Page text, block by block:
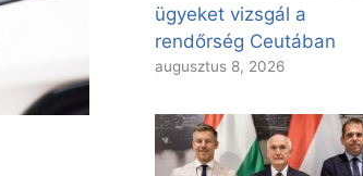
ügyeket vizsgál a
rendőrség Ceutában
augusztus 8, 2026